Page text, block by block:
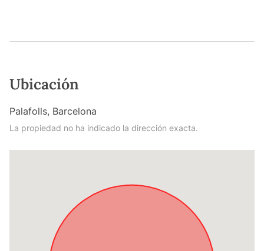
Ubicación
Palafolls, Barcelona
La propiedad no ha indicado la dirección exacta.